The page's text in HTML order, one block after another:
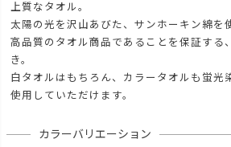
上質なタオル。
太陽の光を沢山あびた、サンホーキン綿を
高品質のタオル商品であることを保証する
き。
白タオルはもちろん、カラータオルも蛍光
使用していただけます。
カラーバリエーション